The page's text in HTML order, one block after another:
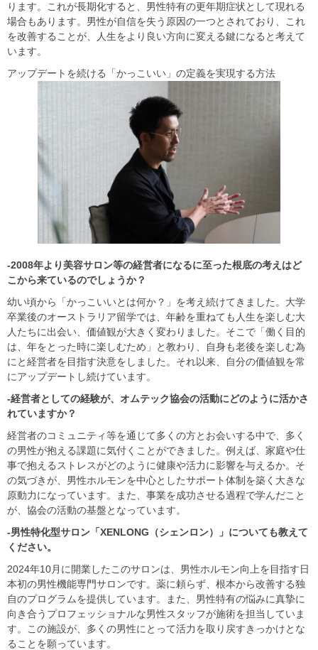
ります。これが長期化すると、男性特有の更年期症状として現れる
場合もあります。男性が自信を失う原因の一つとされており、これ
を改善することが、人生をより良い方向に変える鍵になると考えて
います。
アップデートを続ける「かっこいい」の定義を実現する方法
-2008年より美容サロン等の経営者になるに至った根底の考えはど
こから来ているのでしょうか？
幼い頃から「かっこいいとは何か？」を考え続けてきました。大学
卒業後のオーストラリア留学では、年齢を重ねても人生を楽しむ大
人たちに出会い、価値観が大きく変わりました。そこで「働く目的
は、年をとった時に楽しむため」と教わり、自身も老後を楽しむ為
にと経営者を目指す決意をしました。それ以来、自分の価値観を常
にアップデートし続けています。
-経営者としての経験が、オムテック協会の活動にどのように活かさ
れていますか？
経営者のコミュニティ等を通じて多くの方とお会いする中で、多く
の男性が抱える課題に気付くことができました。例えば、家庭や仕
事で抱えるストレスがどのように健康や活力に影響を与えるか。そ
の気づきが、男性ホルモンを中心としたサポート体制を築く大きな
原動力になっています。また、事業を成功させる過程で学んだこと
が、協会の活動の基盤となっています。
-男性特化型サロン「XENLONG（シェンロン）」についても教えて
ください。
2024年10月に開業したこのサロンは、男性ホルモン向上を目指す日
本初の男性機能専門サロンです。薬に頼らず、根本から改善する独
自のプログラムを提供しています。また、男性特有の悩みに真摯に
向き合うプロフェッショナルな男性スタッフが施術を担当していま
す。この施設が、多くの男性にとって活力を取り戻すきっかけとな
ることを願っています。